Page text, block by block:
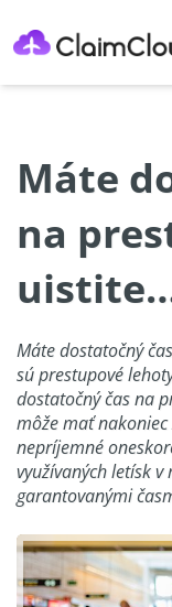
Máte
na
Máte dostatočný
sú prestupové
dostatočný čas na
môže mať
nepríjemné
využívaných letísk
garantovanými